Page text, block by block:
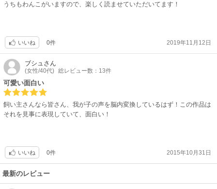
うちもわんこがいますので、楽しく読ませていただいてます！
いいね 0件 2019年11月12日
ブシュ さん
(女性/40代) 総レビュー数：13件
可愛い面白い
飼い主さんなら皆さん、我が子の声を脳内変換しているはず！この作品は
それを見事に表現していて、面白い！
いいね 0件 2015年10月31日
最新のレビュー